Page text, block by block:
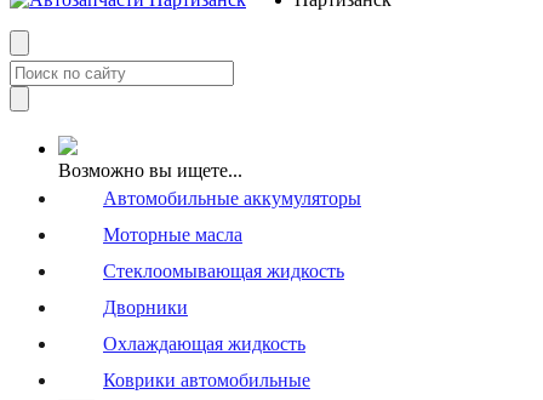
Возможно вы ищете...
Автомобильные аккумуляторы
Моторные масла
Стеклоомывающая жидкость
Дворники
Охлаждающая жидкость
Коврики автомобильные